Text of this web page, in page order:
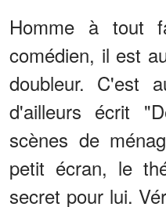
Homme à tout
comédien, il est
doubleur. C'est
d'ailleurs écrit
scènes de
petit écran, le
secret pour lui.